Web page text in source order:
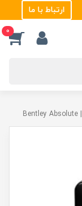
ارتباط با ما
0